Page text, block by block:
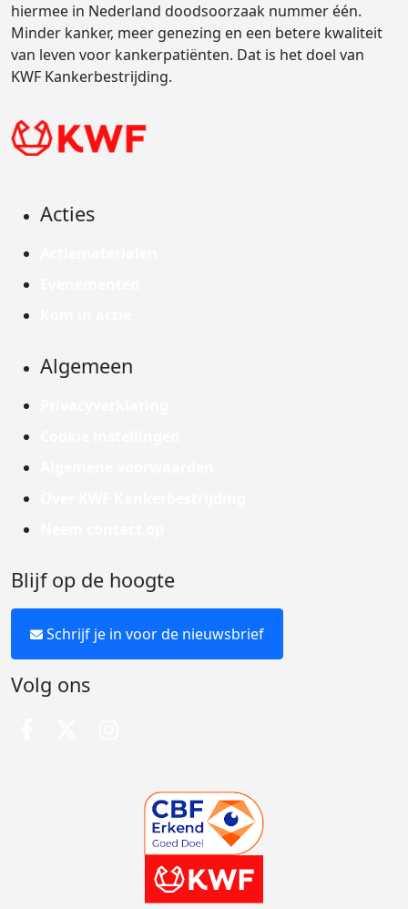
hiermee in Nederland doodsoorzaak nummer één.
Minder kanker, meer genezing en een betere kwaliteit
van leven voor kankerpatiënten. Dat is het doel van
KWF Kankerbestrijding.
Acties
Algemeen
Blijf op de hoogte
Schrijf je in voor de nieuwsbrief
Volg ons